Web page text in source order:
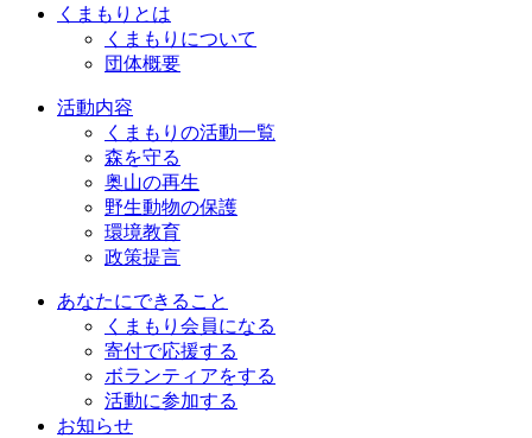
くまもりとは
くまもりについて
団体概要
活動内容
くまもりの活動一覧
森を守る
奥山の再生
野生動物の保護
環境教育
政策提言
あなたにできること
くまもり会員になる
寄付で応援する
ボランティアをする
活動に参加する
お知らせ